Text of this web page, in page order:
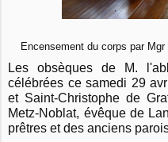
Encensement du corps par
Les obsèques de M.
célébrées ce samedi 29
et Saint-Christophe de
Metz-Noblat, évêque de
prêtres et des anciens